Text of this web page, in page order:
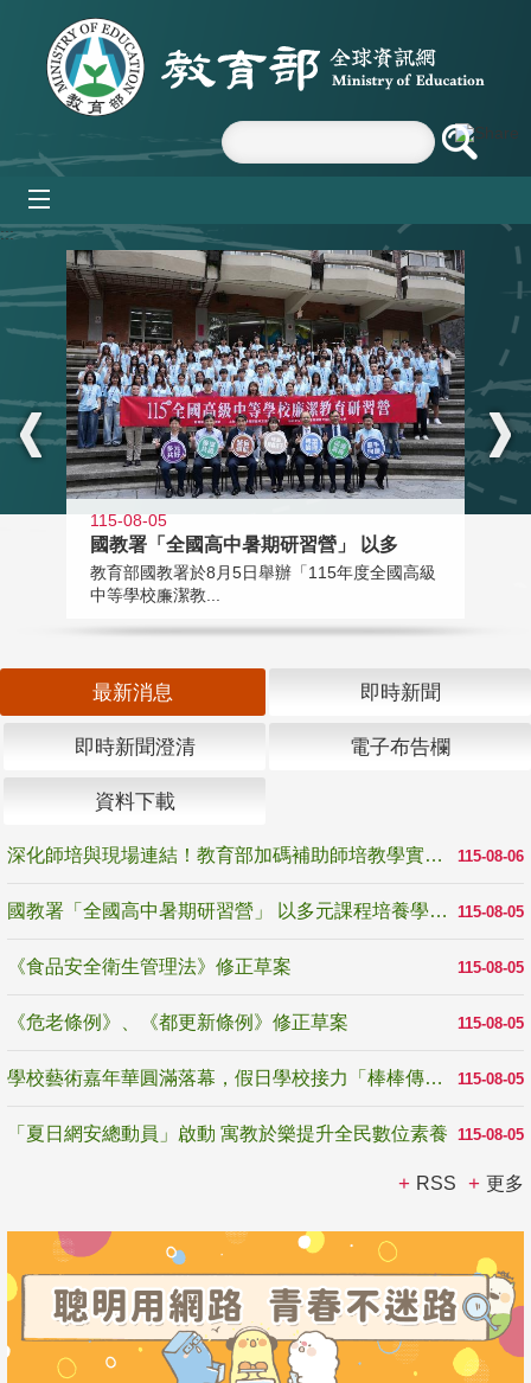
跳到主要內容區塊
:::
115-08-05
國教署「全國高中暑期研習營」 以多
教育部國教署於8月5日舉辦「115年度全國高級
中等學校廉潔教...
最新消息 即時新聞
即時新聞澄清 電子布告欄
資料下載
115-08-06
深化師培與現場連結！教育部加碼補助師培教學實踐研究 10月師培國際研討會交流教學實踐經驗
115-08-05
國教署「全國高中暑期研習營」 以多元課程培養學生瞭解誠信專業與倫理價值
115-08-05
《食品安全衛生管理法》修正草案
115-08-05
《危老條例》、《都更新條例》修正草案
115-08-05
學校藝術嘉年華圓滿落幕，假日學校接力「棒棒傳美感」
115-08-05
「夏日網安總動員」啟動 寓教於樂提升全民數位素養
RSS 更多